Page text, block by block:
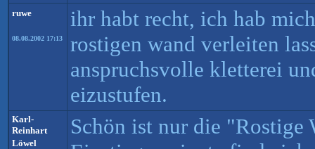
ruwe
08.08.2002 17:13
ihr habt recht, ich hab
rostigen wand verleiten
anspruchsvolle kletterei
eizustufen.
Karl-
Reinhart
Löwel
Schön ist nur die "Rostige